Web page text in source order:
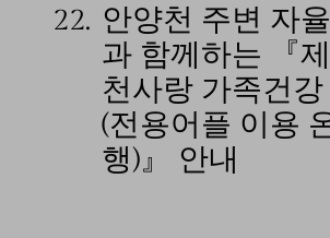
22. 안양천 주변 자
과 함께하는 『
천사랑 가족건
(전용어플 이용
행)』 안내